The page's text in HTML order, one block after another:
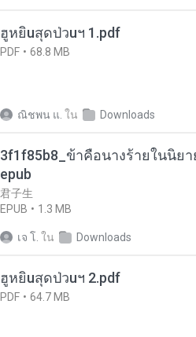
ฮูหยิuสุดป่วuฯ 1.pdf
PDF 68.8 MB
ณิชพน แ. ใน Downloads
3f1f85b8_ข้าคือนางร้ายในนิยา
epub
君子生
EPUB
1.3 MB
เจ โ. ใน Downloads
ฮูหยิuสุดป่วuฯ 2.pdf
PDF 64.7 MB